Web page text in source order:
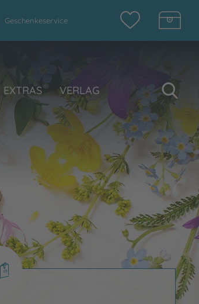
Geschenkeservice
EXTRAS VERLAG